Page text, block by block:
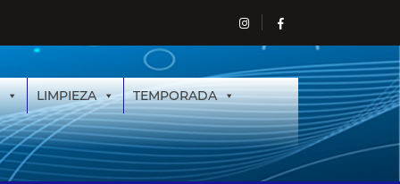
LIMPIEZA TEMPORADA